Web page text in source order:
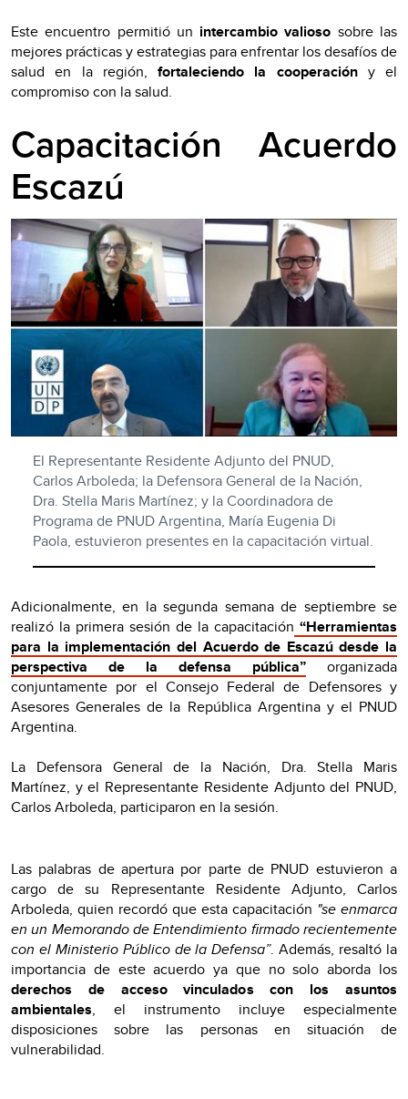
Este encuentro permitió un intercambio valioso sobre las
mejores prácticas y estrategias para enfrentar los desafíos de
salud en la región, fortaleciendo la cooperacióny el
compromiso con la salud.
Capacitación Acuerdo
Escazú
El Representante Residente Adjunto del PNUD,
Carlos Arboleda; la Defensora General de la Nación,
Dra. Stella Maris Martínez; y la Coordinadora de
Programa de PNUD Argentina, María Eugenia Di
Paola, estuvieron presentes en la capacitación virtual.
Adicionalmente, en la segunda semana de septiembre se
realizó la primera sesión de la capacitación “Herramientas
para la implementación del Acuerdo de Escazú desde la
perspectiva de la defensa pública” organizada
conjuntamente por el Consejo Federal de Defensores y
Asesores Generales de la República Argentina y el PNUD
Argentina.
La Defensora General de la Nación, Dra. Stella Maris
Martínez, y el Representante Residente Adjunto del PNUD,
Carlos Arboleda, participaron en la sesión.
Las palabras de apertura por parte de PNUD estuvieron a
cargo de su Representante Residente Adjunto, Carlos
Arboleda, quien recordó que esta capacitación "se enmarca
en un Memorando de Entendimiento firmado recientemente
con el Ministerio Público de la Defensa”. Además, resaltó la
importancia de este acuerdo ya que no solo aborda los
derechos de acceso vinculados con los asuntos
ambientales, el instrumento incluye especialmente
disposiciones sobre las personas en situación de
vulnerabilidad.